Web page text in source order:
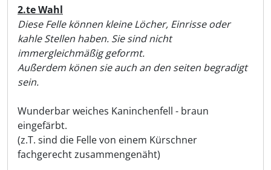
Produktbeschreibung
2.te Wahl
Diese Felle können kleine Löcher, Einrisse oder
kahle Stellen haben. Sie sind nicht
immergleichmäßig geformt.
Außerdem könen sie auch an den seiten begradigt
sein.
Wunderbar weiches Kaninchenfell - braun
eingefärbt.
(z.T. sind die Felle von einem Kürschner
fachgerecht zusammengenäht)